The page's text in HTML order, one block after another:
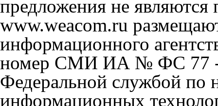
предложения не
www.weacom.ru
информационного
номер СМИ ИА № ФС 77 -
Федеральной службой по
информационных